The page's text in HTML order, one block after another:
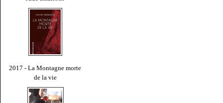
2017 - La Montagne morte
de la vie